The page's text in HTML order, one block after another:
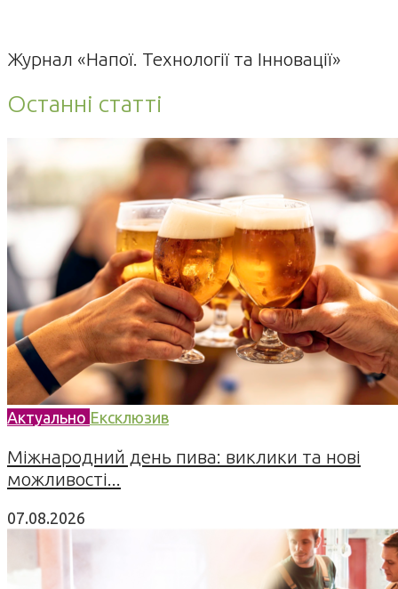
Журнал «Напої. Технології та Інновації»
Останні статті
Актуально Ексклюзив
Міжнародний день пива: виклики та нові
можливості...
07.08.2026